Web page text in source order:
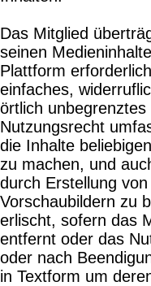
Das Mitglied
seinen
Plattform
einfaches,
örtlich
Nutzungsrecht
die Inhalte
zu machen, und
durch Erstellung
Vorschaubildern zu
erlischt, sofern das
entfernt oder das
oder nach
in Textform um